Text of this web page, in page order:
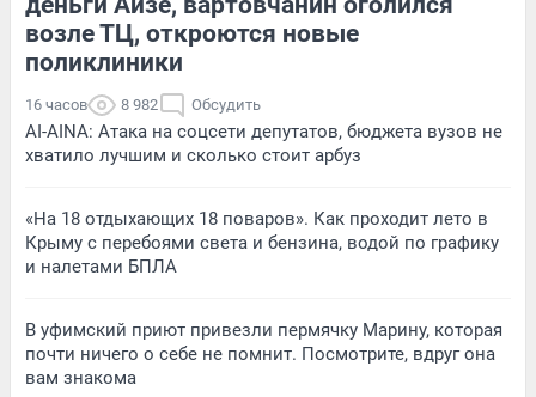
возле ТЦ, откроются новые
поликлиники
16 часов 8 982 Обсудить
AI-AINA: Атака на соцсети депутатов, бюджета вузов не
хватило лучшим и сколько стоит арбуз
«На 18 отдыхающих 18 поваров». Как проходит лето в
Крыму с перебоями света и бензина, водой по графику
и налетами БПЛА
В уфимский приют привезли пермячку Марину, которая
почти ничего о себе не помнит. Посмотрите, вдруг она
вам знакома